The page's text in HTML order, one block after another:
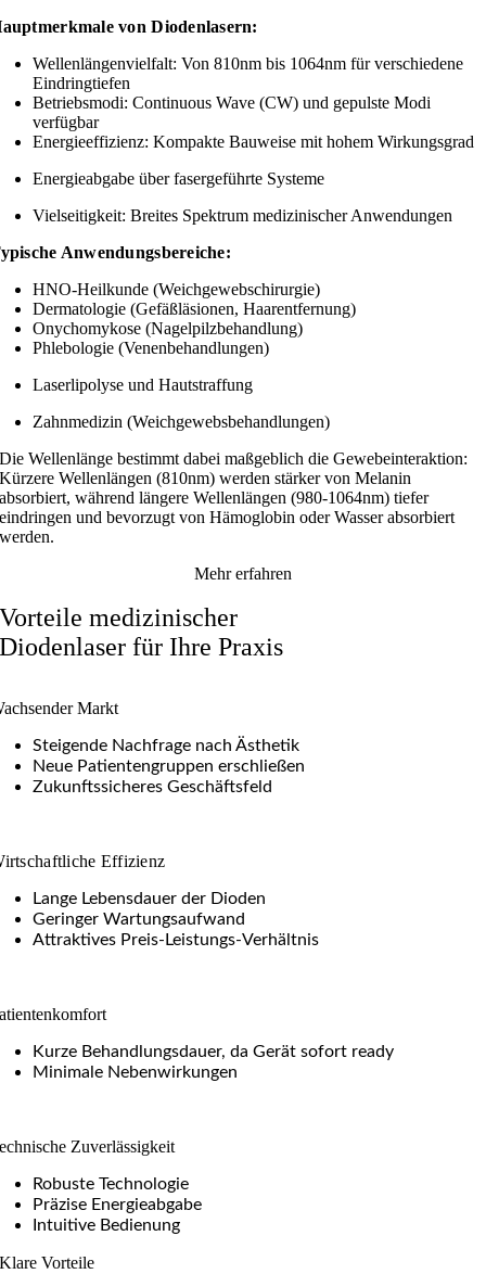
von Diodenlasern:
Wellenlängenvielfalt: Von 810nm bis 1064nm für verschiedene
Eindringtiefen
Betriebsmodi: Continuous Wave (CW) und gepulste Modi
verfügbar
Energieeffizienz: Kompakte Bauweise mit hohem Wirkungsgrad
Energieabgabe über fasergeführte Systeme
Vielseitigkeit: Breites Spektrum medizinischer Anwendungen
Anwendungsbereiche:
HNO-Heilkunde (Weichgewebschirurgie)
Dermatologie (Gefäßläsionen, Haarentfernung)
Onychomykose (Nagelpilzbehandlung)
Phlebologie (Venenbehandlungen)
Laserlipolyse und Hautstraffung
Zahnmedizin (Weichgewebsbehandlungen)
Die Wellenlänge bestimmt dabei maßgeblich die Gewebeinteraktion:
Kürzere Wellenlängen (810nm) werden stärker von Melanin
absorbiert, während längere Wellenlängen (980-1064nm) tiefer
eindringen und bevorzugt von Hämoglobin oder Wasser absorbiert
werden.
Mehr erfahren
Vorteile medizinischer
Diodenlaser für Ihre Praxis
Markt
Steigende Nachfrage nach Ästhetik
Neue Patientengruppen erschließen
Zukunftssicheres Geschäftsfeld
Effizienz
Lange Lebensdauer der Dioden
Geringer Wartungsaufwand
Attraktives Preis-Leistungs-Verhältnis
Kurze Behandlungsdauer, da Gerät sofort ready
Minimale Nebenwirkungen
Zuverlässigkeit
Robuste Technologie
Präzise Energieabgabe
Intuitive Bedienung
Klare Vorteile